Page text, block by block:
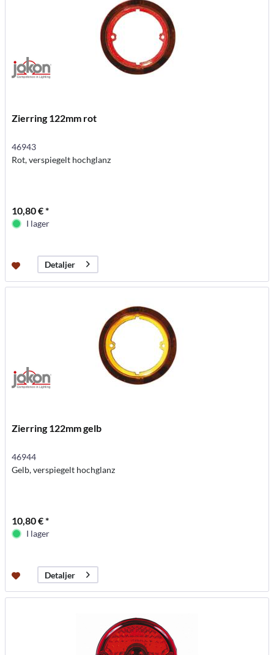
Zierring 122mm rot
46943
Rot, verspiegelt hochglanz
10,80 € *
I lager
Detaljer
Zierring 122mm gelb
46944
Gelb, verspiegelt hochglanz
10,80 € *
I lager
Detaljer